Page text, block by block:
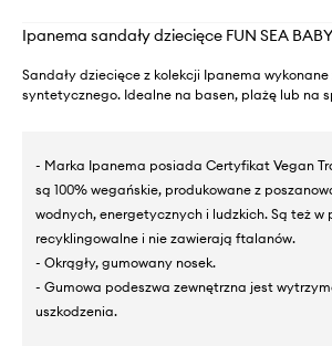
Ipanema sandały dziecięce FUN SEA BABY
Sandały dziecięce z kolekcji Ipanema wykonane
syntetycznego. Idealne na basen, plażę lub na
- Marka Ipanema posiada Certyfikat Vegan
są 100% wegańskie, produkowane z
wodnych, energetycznych i ludzkich. Są też w
recyklingowalne i nie zawierają ftalanów.
- Okrągły, gumowany nosek.
- Gumowa podeszwa zewnętrzna jest
uszkodzenia.